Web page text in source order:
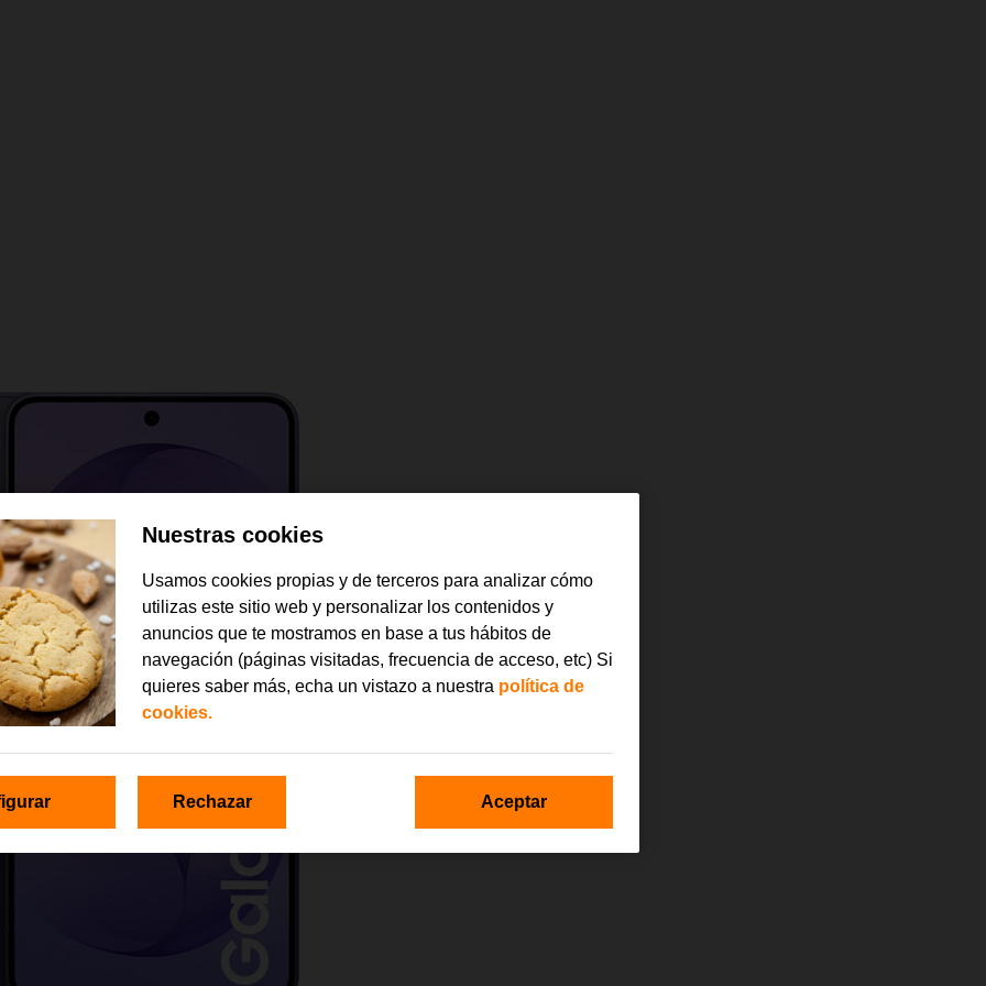
Nuestras cookies
Usamos cookies propias y de terceros para analizar cómo
utilizas este sitio web y personalizar los contenidos y
anuncios que te mostramos en base a tus hábitos de
navegación (páginas visitadas, frecuencia de acceso, etc) Si
quieres saber más, echa un vistazo a nuestra política de
cookies.
Rechazar Aceptar